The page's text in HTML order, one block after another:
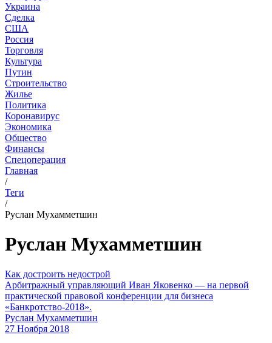
Украина
Сделка
США
Россия
Торговля
Культура
Путин
Строительство
Жилье
Политика
Коронавирус
Экономика
Общество
Финансы
Спецоперация
Главная
/
Теги
/
Руслан Мухамметшин
Руслан Мухамметшин
Как достроить недострой
Арбитражный управляющий Иван Яковенко — на первой
практической правовой конференции для бизнеса
«Банкротство-2018».
Руслан Мухамметшин
27 Ноября 2018